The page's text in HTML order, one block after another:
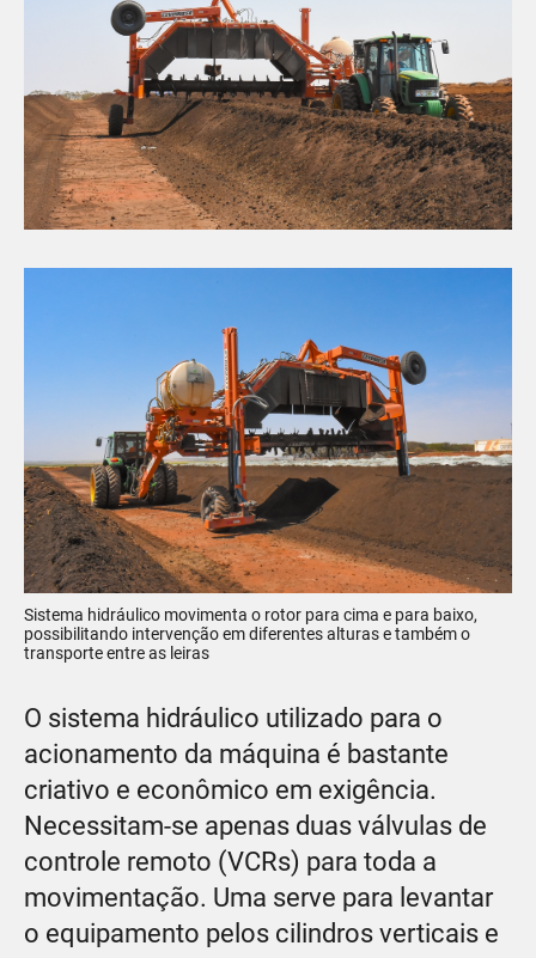
Sistema hidráulico movimenta o rotor para cima e para baixo,
possibilitando intervenção em diferentes alturas e também o
transporte entre as leiras
O sistema hidráulico utilizado para o
acionamento da máquina é bastante
criativo e econômico em exigência.
Necessitam-se apenas duas válvulas de
controle remoto (VCRs) para toda a
movimentação. Uma serve para levantar
o equipamento pelos cilindros verticais e